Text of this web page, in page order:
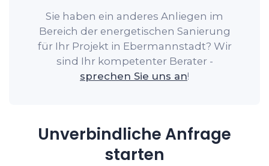
Sie haben ein anderes Anliegen im
Bereich der energetischen Sanierung
für Ihr Projekt in Ebermannstadt? Wir
sind Ihr kompetenter Berater -
sprechen Sie uns an!
Unverbindliche Anfrage
starten